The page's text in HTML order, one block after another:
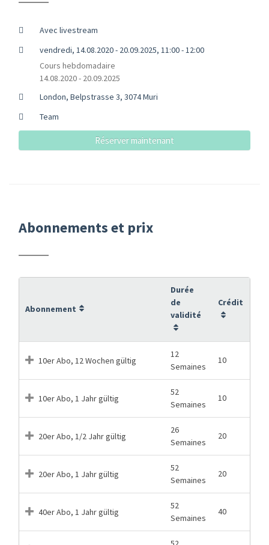
Avec livestream
vendredi, 14.08.2020 - 20.09.2025, 11:00 - 12:00
Cours hebdomadaire
14.08.2020 - 20.09.2025
London, Belpstrasse 3, 3074 Muri
Team
Réserver maintenant
Abonnements et prix
Abonnement
Durée
de
validité
Crédit
10er Abo, 12 Wochen gültig
12
Semaines
10
10er Abo, 1 Jahr gültig
52
Semaines
10
20er Abo, 1/2 Jahr gültig
26
Semaines
20
20er Abo, 1 Jahr gültig
52
Semaines
20
40er Abo, 1 Jahr gültig
52
Semaines
40